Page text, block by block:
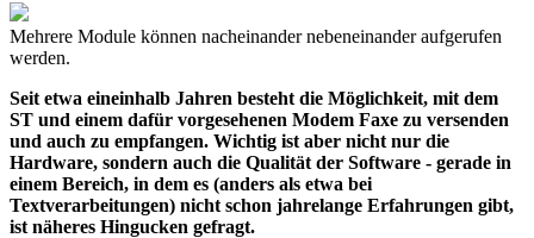
Mehrere Module können nacheinander nebeneinander aufgerufen
werden.
Seit etwa eineinhalb Jahren besteht die Möglichkeit, mit dem
ST und einem dafür vorgesehenen Modem Faxe zu versenden
und auch zu empfangen. Wichtig ist aber nicht nur die
Hardware, sondern auch die Qualität der Software - gerade in
einem Bereich, in dem es (anders als etwa bei
Textverarbeitungen) nicht schon jahrelange Erfahrungen gibt,
ist näheres Hingucken gefragt.